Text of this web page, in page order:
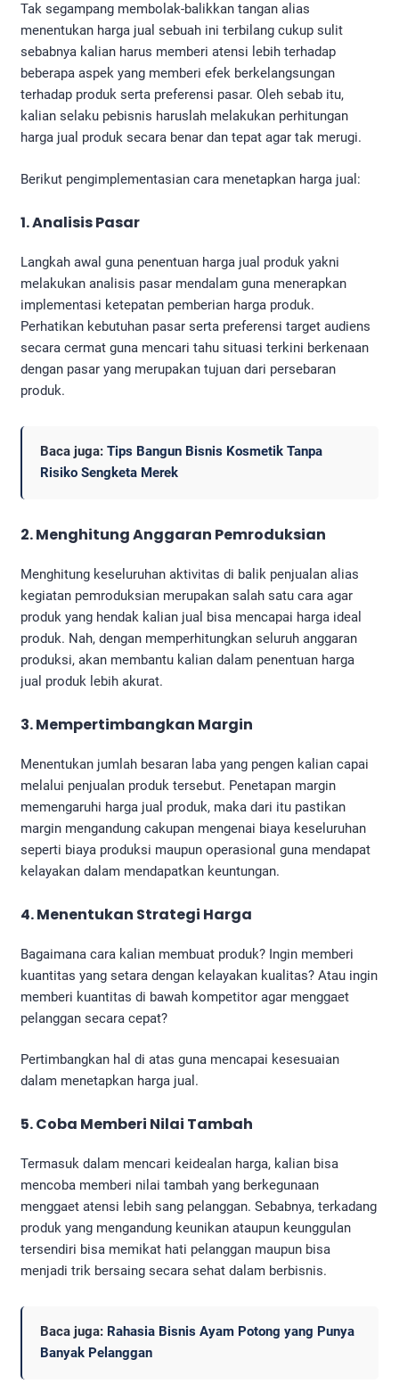
Tak segampang membolak-balikkan tangan alias
menentukan harga jual sebuah ini terbilang cukup sulit
sebabnya kalian harus memberi atensi lebih terhadap
beberapa aspek yang memberi efek berkelangsungan
terhadap produk serta preferensi pasar. Oleh sebab itu,
kalian selaku pebisnis haruslah melakukan perhitungan
harga jual produk​ secara benar dan tepat agar tak merugi.
Berikut pengimplementasian cara menetapkan harga jual:
1. Analisis Pasar
Langkah awal guna penentuan harga jual produk yakni
melakukan analisis pasar mendalam guna menerapkan
implementasi ketepatan pemberian harga produk.
Perhatikan kebutuhan pasar serta preferensi target audiens
secara cermat guna mencari tahu situasi terkini berkenaan
dengan pasar yang merupakan tujuan dari persebaran
produk.
Baca juga: Tips Bangun Bisnis Kosmetik Tanpa
Risiko Sengketa Merek
2. Menghitung Anggaran Pemroduksian
Menghitung keseluruhan aktivitas di balik penjualan alias
kegiatan pemroduksian merupakan salah satu cara agar
produk yang hendak kalian jual bisa mencapai harga ideal
produk. Nah, dengan memperhitungkan seluruh anggaran
produksi, akan membantu kalian dalam penentuan harga
jual produk lebih akurat.
3. Mempertimbangkan Margin
Menentukan jumlah besaran laba yang pengen kalian capai
melalui penjualan produk tersebut. Penetapan margin
memengaruhi harga jual produk, maka dari itu pastikan
margin mengandung cakupan mengenai biaya keseluruhan
seperti biaya produksi maupun operasional guna mendapat
kelayakan dalam mendapatkan keuntungan.
4. Menentukan Strategi Harga
Bagaimana cara kalian membuat produk? Ingin memberi
kuantitas yang setara dengan kelayakan kualitas? Atau ingin
memberi kuantitas di bawah kompetitor agar menggaet
pelanggan secara cepat?
Pertimbangkan hal di atas guna mencapai kesesuaian
dalam menetapkan harga jual.
5. Coba Memberi Nilai Tambah
Termasuk dalam mencari keidealan harga, kalian bisa
mencoba memberi nilai tambah yang berkegunaan
menggaet atensi lebih sang pelanggan. Sebabnya, terkadang
produk yang mengandung keunikan ataupun keunggulan
tersendiri bisa memikat hati pelanggan maupun bisa
menjadi trik bersaing secara sehat dalam berbisnis.
Baca juga: Rahasia Bisnis Ayam Potong yang Punya
Banyak Pelanggan